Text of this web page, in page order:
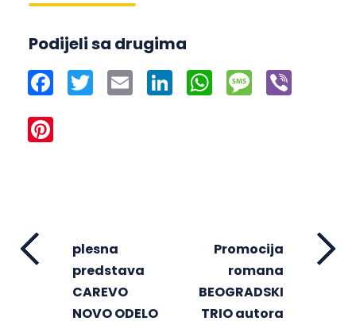
Podijeli sa drugima
Facebook
Twitter Email LinkedInWhatsApp
Message
plesna
predstava
CAREVO
NOVO ODELO
Promocija
romana
BEOGRADSKI
TRIO autora